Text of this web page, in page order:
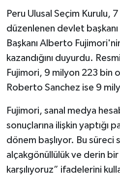
Peru Ulusal Seçim Kurulu,
düzenlenen devlet
Başkanı Alberto
kazandığını duyurdu.
Fujimori, 9 milyon 223 bin
Roberto Sanchez ise 9
Fujimori, sanal medya
sonuçlarına ilişkin yaptığı
dönem başlıyor. Bu süreci
alçakgönüllülük ve derin
karşılıyoruz” ifadelerini
YAZARLAR
RESMİ İLAN
MAGAZİN